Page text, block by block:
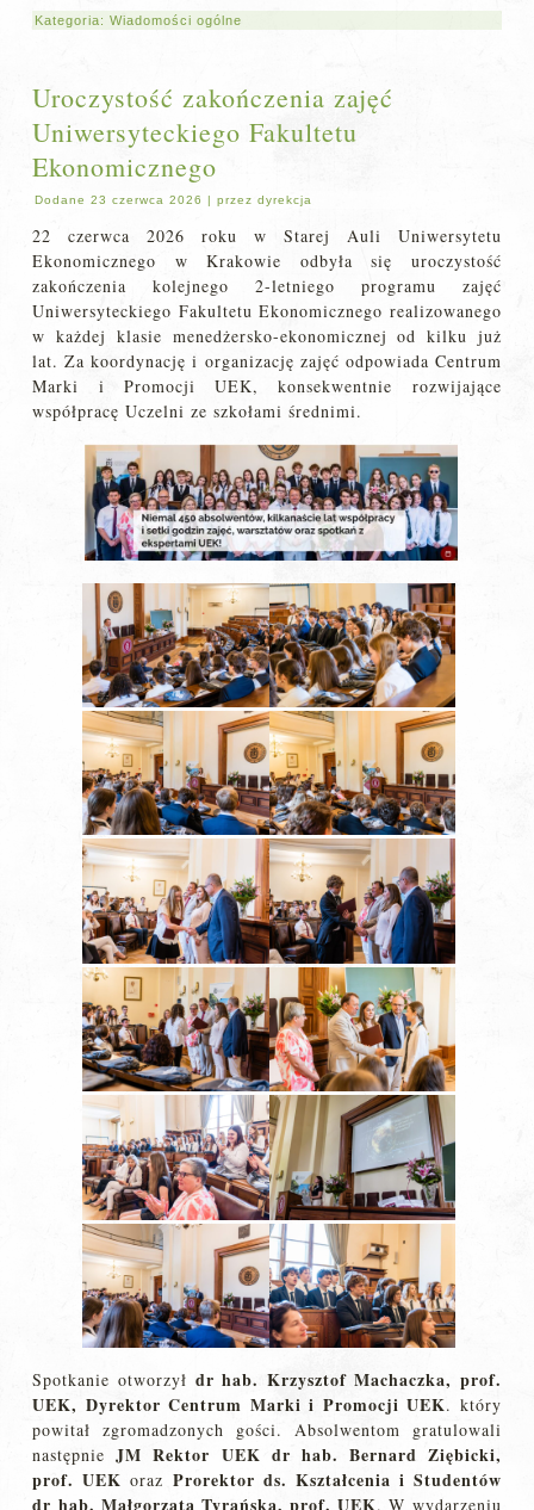
Kategoria:Wiadomości ogólne
Uroczystość zakończenia zajęć
Uniwersyteckiego Fakultetu
Ekonomicznego
Dodane 23 czerwca 2026 |przez dyrekcja
22 czerwca 2026 roku w Starej Auli Uniwersytetu
Ekonomicznego w Krakowie odbyła się uroczystość
zakończenia kolejnego 2-letniego programu zajęć
Uniwersyteckiego Fakultetu Ekonomicznego realizowanego
w każdej klasie menedżersko-ekonomicznej od kilku już
lat. Za koordynację i organizację zajęć odpowiada Centrum
Marki i Promocji UEK, konsekwentnie rozwijające
współpracę Uczelni ze szkołami średnimi.
Spotkanie otworzył dr hab. Krzysztof Machaczka, prof.
UEK, Dyrektor Centrum Marki i Promocji UEK. który
powitał zgromadzonych gości. Absolwentom gratulowali
następnieJM Rektor UEK dr hab. Bernard Ziębicki,
prof. UEK oraz Prorektor ds. Kształcenia i Studentów
dr hab. Małgorzata Tyrańska, prof. UEK. W wydarzeniu